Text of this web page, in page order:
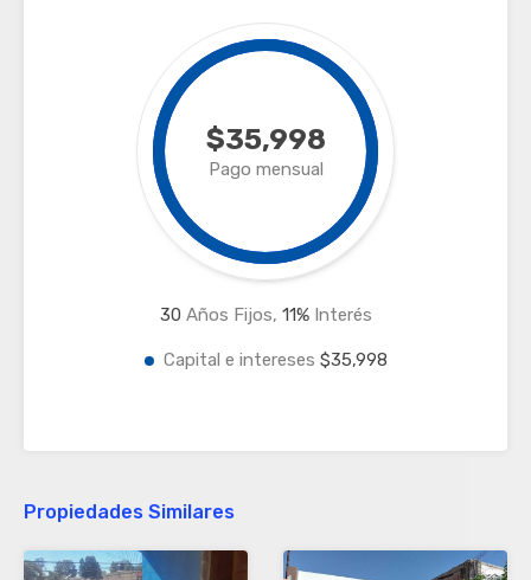
$35,998
Pago mensual
30 Años Fijos, 11%Interés
Capital e intereses $35,998
Propiedades Similares